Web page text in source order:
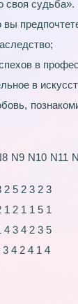
своя судьба».
в
в
N9 N10 N11
2 5 2 3 2 3
1 2 1 1 5 1
4 3 4 2 3 5
3 4 2 4 1 4